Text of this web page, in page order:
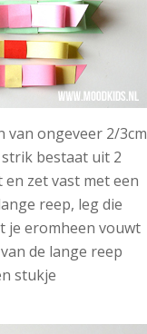
van ongeveer 2/3cm
bestaat uit 2
zet vast met een
reep, leg die
je eromheen vouwt
de lange reep
stukje